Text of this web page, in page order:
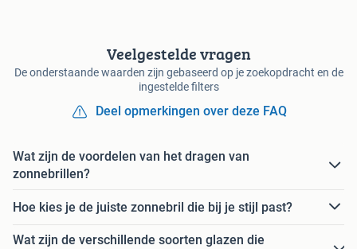
Veelgestelde vragen
De onderstaande waarden zijn gebaseerd op je zoekopdracht en de
ingestelde filters
Deel opmerkingen over deze FAQ
Wat zijn de voordelen van het dragen van
zonnebrillen?
Hoe kies je de juiste zonnebril die bij je stijl past?
Wat zijn de verschillende soorten glazen die